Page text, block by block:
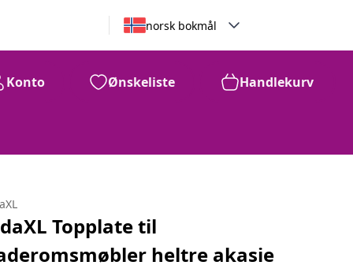
norsk bokmål
Konto Ønskeliste Handlekurv
Topplate til
heltre akasie